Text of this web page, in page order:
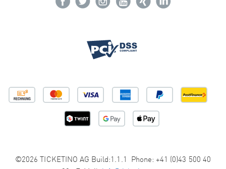
©2026 TICKETINO AG Build:1.1.1 Phone: +41 (0)43 500 40